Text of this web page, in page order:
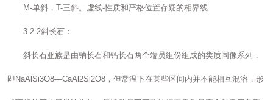
M-单斜，T-三斜。虚线-性质和严格位置存疑的相界线
3.2.2斜长石：
斜长石亚族是由钠长石和钙长石两个端员组份组成的类质同像系列，
即NaAlSi3O8—CaAl2Si2O8，但常温下在某些区间内并不能相互混溶，形